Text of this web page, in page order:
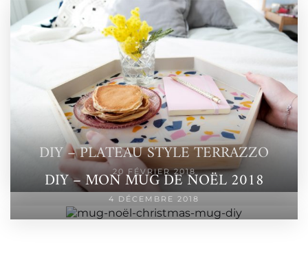
DIY – PLATEAU STYLE TERRAZZO
20 FÉVRIER 2018
DIY – MON MUG DE NOËL 2018
4 DÉCEMBRE 2018